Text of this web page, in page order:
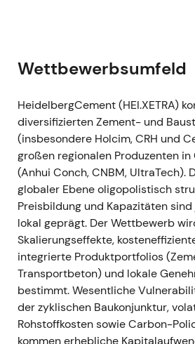
Umbenennung zu
als „Heidelberg Materials"
20. September 2022);
rechtlichen Umbenennung von
HeidelbergCement AG in
AG zu, Eintragung im Mai
Einordnung: Die
signalisierte einen
reinen Zementhersteller hin
breiteren,
Materialien- und
(CCUS, zirkuläre Produkte).
begannen, die Optionalität in
nachhaltige Produktprämien
Technisch: Übergang aus
Wettbewerbsumfeld
HeidelbergCement (HEI.XETRA)
diversifizierten Zement- und
(insbesondere Holcim, CRH und
großen regionalen Produzenten
(Anhui Conch, CNBM, UltraTech).
globaler Ebene oligopolistisch
Preisbildung und Kapazitäten
lokal geprägt. Der Wettbewerb
Skalierungseffekte,
integrierte Produktportfolios
Transportbeton) und lokale
bestimmt. Wesentliche
der zyklischen Baukonjunktur,
Rohstoffkosten sowie Carbon-
kommen erhebliche